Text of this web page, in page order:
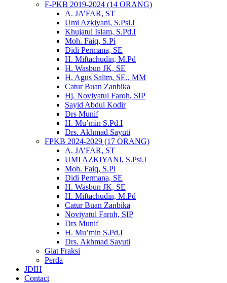
F-PKB 2019-2024 (14 ORANG)
A. JA’FAR, ST
Umi Azkiyani, S.Psi.I
Khujatul Islam, S.Pd.I
Moh. Faiq, S.Pi
Didi Permana, SE
H. Miftachudin, M.Pd
H. Wasbun JK, SE
H. Agus Salim, SE., MM
Catur Buan Zanbika
Hj. Noviyatul Faroh, SIP
Sayid Abdul Kodir
Drs Munif
H. Mu’min S.Pd.I
Drs. Akhmad Sayuti
FPKB 2024-2029 (17 ORANG)
A. JA’FAR, ST
UMI AZKIYANI, S.Psi.I
Moh. Faiq, S.Pi
Didi Permana, SE
H. Wasbun JK, SE
H. Miftachudin, M.Pd
Catur Buan Zanbika
Noviyatul Faroh, SIP
Drs Munif
H. Mu’min S.Pd.I
Drs. Akhmad Sayuti
Giat Fraksi
Perda
JDIH
Contact